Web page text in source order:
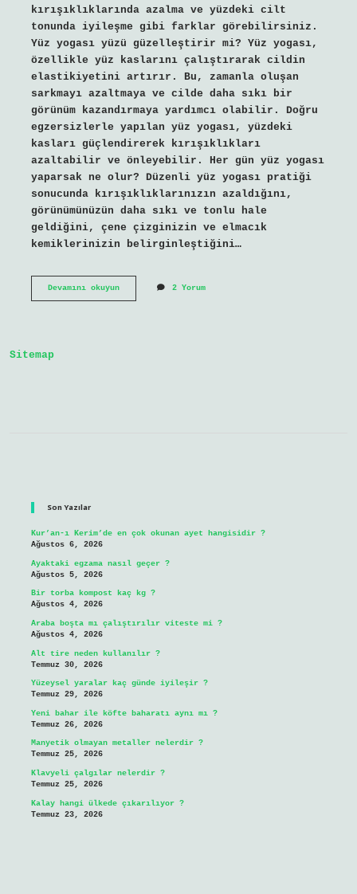
kırışıklıklarında azalma ve yüzdeki cilt
tonunda iyileşme gibi farklar görebilirsiniz.
Yüz yogası yüzü güzelleştirir mi? Yüz yogası,
özellikle yüz kaslarını çalıştırarak cildin
elastikiyetini artırır. Bu, zamanla oluşan
sarkmayı azaltmaya ve cilde daha sıkı bir
görünüm kazandırmaya yardımcı olabilir. Doğru
egzersizlerle yapılan yüz yogası, yüzdeki
kasları güçlendirerek kırışıklıkları
azaltabilir ve önleyebilir. Her gün yüz yogası
yaparsak ne olur? Düzenli yüz yogası pratiği
sonucunda kırışıklıklarınızın azaldığını,
görünümünüzün daha sıkı ve tonlu hale
geldiğini, çene çizginizin ve elmacık
kemiklerinizin belirginleştiğini…
Devamını okuyunYüz
2 Yorum
Sitemap
Son Yazılar
Kur’an-ı Kerim’de en çok okunan ayet hangisidir ?
Ağustos 6, 2026
Ayaktaki egzama nasıl geçer ?
Ağustos 5, 2026
Bir torba kompost kaç kg ?
Ağustos 4, 2026
Araba boşta mı çalıştırılır viteste mi ?
Ağustos 4, 2026
Alt tire neden kullanılır ?
Temmuz 30, 2026
Yüzeysel yaralar kaç günde iyileşir ?
Temmuz 29, 2026
Yeni bahar ile köfte baharatı aynı mı ?
Temmuz 26, 2026
Manyetik olmayan metaller nelerdir ?
Temmuz 25, 2026
Klavyeli çalgılar nelerdir ?
Temmuz 25, 2026
Kalay hangi ülkede çıkarılıyor ?
Temmuz 23, 2026